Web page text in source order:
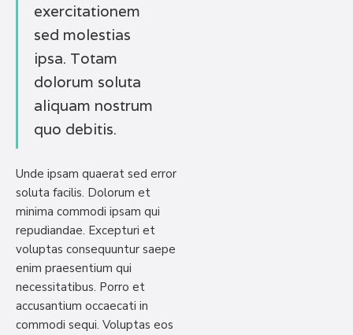
exercitationem
sed molestias
ipsa. Totam
dolorum soluta
aliquam nostrum
quo debitis.
Unde ipsam quaerat sed error
soluta facilis. Dolorum et
minima commodi ipsam qui
repudiandae. Excepturi et
voluptas consequuntur saepe
enim praesentium qui
necessitatibus. Porro et
accusantium occaecati in
commodi sequi. Voluptas eos